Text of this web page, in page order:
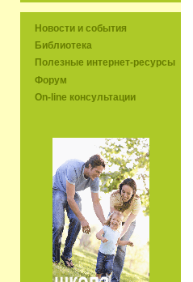
Новости и события
Библиотека
Полезные интернет-ресурсы
Форум
On-line консультации